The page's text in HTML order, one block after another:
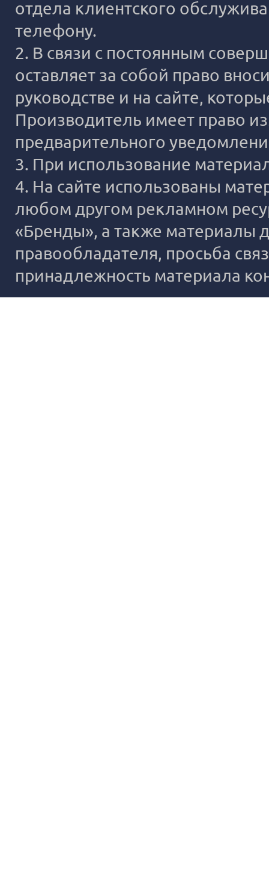
отдела клиентского
телефону.
2. В связи с постоянным
оставляет за собой право
руководстве и на сайте,
Производитель имеет право
предварительного
3. При использование
4. На сайте использованы
любом другом рекламном
«Бренды», а также материалы
правообладателя, просьба
принадлежность материала